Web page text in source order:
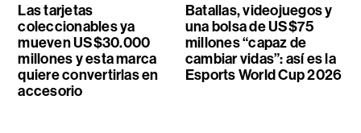
Las tarjetas
coleccionables ya
mueven US$30.000
millones y esta marca
quiere convertirlas en
accesorio
Batallas, videojuegos y
una bolsa de US$75
millones “capaz de
cambiar vidas”: así es la
Esports World Cup 2026